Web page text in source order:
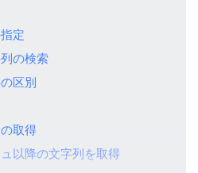
定
の検索
区別
取得
以降の文字列を取得